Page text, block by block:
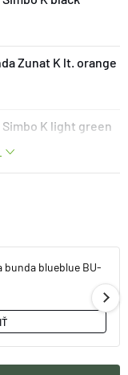
a vrátenie
objednávka
Zunat K lt. orange
K light green
bunda blueblue BU-